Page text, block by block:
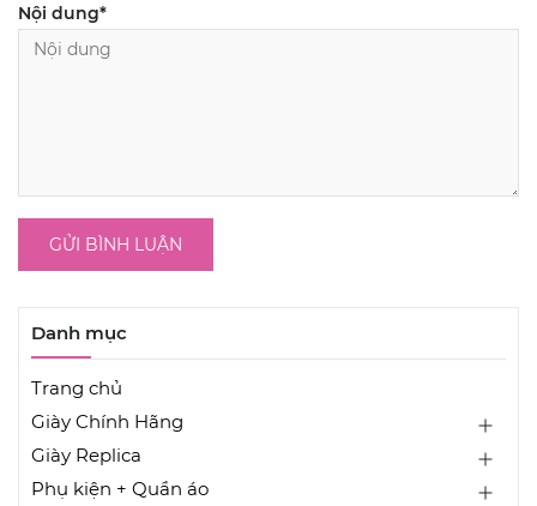
Nội dung*
GỬI BÌNH LUẬN
Danh mục
Trang chủ
Giày Chính Hãng
Giày Replica
Phụ kiện + Quần áo